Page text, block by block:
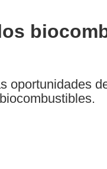
oportunidades